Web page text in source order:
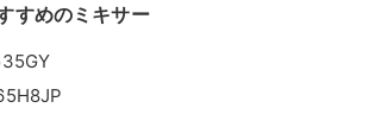
すめのミキサー